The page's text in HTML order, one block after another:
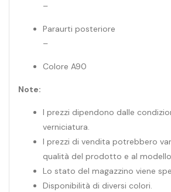
–
Paraurti posteriore
–
Colore A90
Note:
I prezzi dipendono dalle
verniciatura.
I prezzi di vendita potrebbero
qualità del prodotto e al
Lo stato del magazzino viene
Disponibilità di diversi colori.